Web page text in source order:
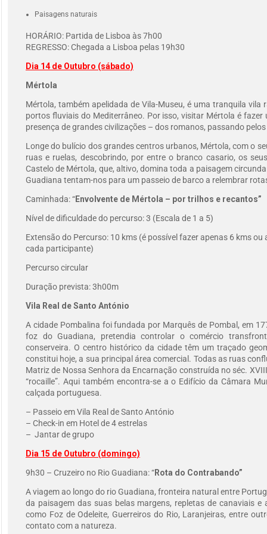
Paisagens naturais
HORÁRIO: Partida de Lisboa às 7h00
REGRESSO: Chegada a Lisboa pelas 19h30
Dia 14 de Outubro (sábado)
Mértola
Mértola, também apelidada de Vila-Museu, é uma tranquila
portos fluviais do Mediterrâneo. Por isso, visitar Mértola é
presença de grandes civilizações – dos romanos, passando
Longe do bulício dos grandes centros urbanos, Mértola, com o
ruas e ruelas, descobrindo, por entre o branco casario, os
Castelo de Mértola, que, altivo, domina toda a paisagem
Guadiana tentam-nos para um passeio de barco a relembrar
Caminhada: “Envolvente de Mértola – por trilhos e recantos”
Nível de dificuldade do percurso: 3 (Escala de 1 a 5)
Extensão do Percurso: 10 kms (é possível fazer apenas 6 kms
cada participante)
Percurso circular
Duração prevista: 3h00m
Vila Real de Santo António
A cidade Pombalina foi fundada por Marquês de Pombal, em
foz do Guadiana, pretendia controlar o comércio
conserveira. O centro histórico da cidade têm um traçado
constitui hoje, a sua principal área comercial. Todas as ruas
Matriz de Nossa Senhora da Encarnação construída no séc.
“rocaille”. Aqui também encontra-se a o Edifício da Câmara
calçada portuguesa.
– Passeio em Vila Real de Santo António
– Check-in em Hotel de 4 estrelas
– Jantar de grupo
Dia 15 de Outubro (domingo)
9h30 – Cruzeiro no Rio Guadiana: “Rota do Contrabando”
A viagem ao longo do rio Guadiana, fronteira natural entre
da paisagem das suas belas margens, repletas de canaviais
como Foz de Odeleite, Guerreiros do Rio, Laranjeiras, entre
contato com a natureza.